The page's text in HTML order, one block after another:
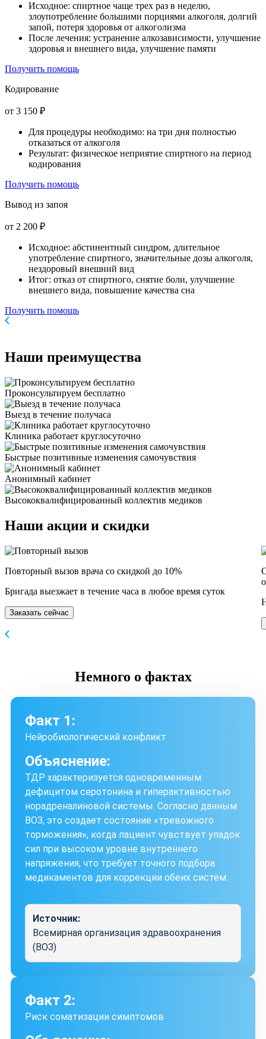
Исходное: спиртное чаще трех раз в неделю,
злоупотребление большими порциями алкоголя, долгий
запой, потеря здоровья от алкоголизма
После лечения: устранение алкозависимости, улучшение
здоровья и внешнего вида, улучшение памяти
Получить помощь
Кодирование
от 3 150 ₽
Для процедуры необходимо: на три дня полностью
отказаться от алкоголя
Результат: физическое неприятие спиртного на период
кодирования
Получить помощь
Вывод из запоя
от 2 200 ₽
Исходное: абстинентный синдром, длительное
употребление спиртного, значительные дозы алкоголя,
нездоровый внешний вид
Итог: отказ от спиртного, снятие боли, улучшение
внешнего вида, повышение качества сна
Получить помощь
Наши преимущества
Проконсультируем бесплатно
Выезд в течение получаса
Клиника работает круглосуточно
Быстрые позитивные изменения самочувствия
Анонимный кабинет
Высококвалифицированный коллектив медиков
Наши акции и скидки
Повторный вызов врача со скидкой до 10%
Бригада выезжает в течение часа в любое время суток
Заказать сейчас
Немного о фактах
Факт 1:
Нейробиологический конфликт
Объяснение:
ТДР характеризуется одновременным
дефицитом серотонина и гиперактивностью
норадреналиновой системы. Согласно данным
ВОЗ, это создает состояние «тревожного
торможения», когда пациент чувствует упадок
сил при высоком уровне внутреннего
напряжения, что требует точного подбора
медикаментов для коррекции обеих систем.
Источник:
Всемирная организация здравоохранения
(ВОЗ)
Факт 2:
Риск соматизации симптомов